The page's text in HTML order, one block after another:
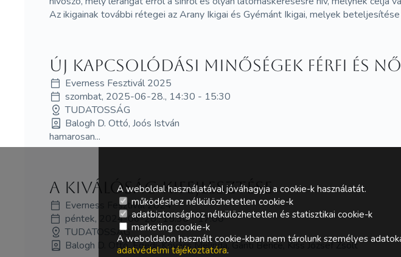
Az ikigainak további rétegei az Arany Ikigai és Gyémánt Ikigai, melyek
Új kapcsolódási minőségek férfi és
Everness Fesztivál 2025
szombat, 2025-06-28., 14:30 - 15:30
TUDATOSSÁG
Balogh D. Ottó, Joós István
hamarosan...
A kiválóság kifejlesztése
Everness Fesztivál 2024
péntek, 2024-06-28., 15:30 - 17:00
TUDATOSSÁG
Balogh D. Ottó, Egedi-Kovács Melinda, Gánti Bence, Kiss József Zsolt
A weboldal használatával jóváhagyja a cookie-k használatát.
működéshez nélkülözhetetlen cookie-k
adatbiztonsághoz nélkülözhetetlen és statisztikai cookie-k
marketing cookie-k
A weboldalon használt cookie-kban nem tárolunk személyes
adatvédelmi tájékoztatóra.